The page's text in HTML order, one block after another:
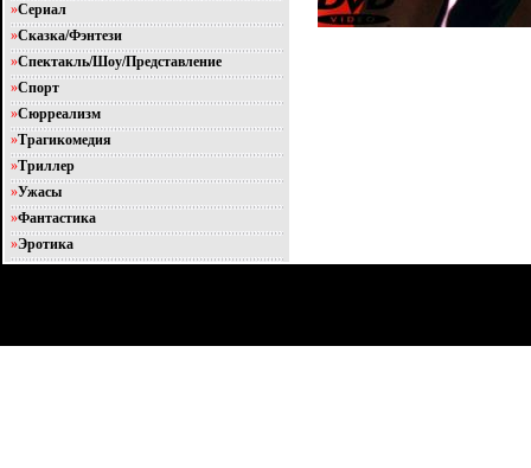
»Сериал
»Сказка/Фэнтези
»Спектакль/Шоу/Представление
»Спорт
»Сюрреализм
»Трагикомедия
»Триллер
»Ужасы
»Фантастика
»Эротика